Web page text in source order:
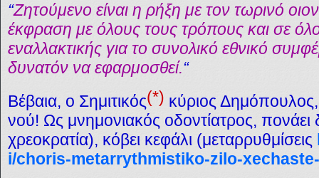
“Ζητούμενο είναι η ρήξη με τον τωρινό
έκφραση με όλους τους τρόπους και σε
εναλλακτικής για το συνολικό εθνικό
δυνατόν να εφαρμοσθεί.“
Βέβαια, ο Σημιτικός(*) κύριος
νού! Ως μνημονιακός οδοντίατρος, πονάει
χρεοκρατία), κόβει κεφάλι (μεταρρυθμίσεις
i/choris-metarrythmistiko-zilo-